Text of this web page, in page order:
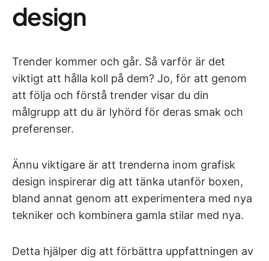
design
Trender kommer och går. Så varför är det
viktigt att hålla koll på dem? Jo, för att genom
att följa och förstå trender visar du din
målgrupp att du är lyhörd för deras smak och
preferenser.
Ännu viktigare är att trenderna inom grafisk
design inspirerar dig att tänka utanför boxen,
bland annat genom att experimentera med nya
tekniker och kombinera gamla stilar med nya.
Detta hjälper dig att förbättra uppfattningen av